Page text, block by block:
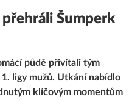
Šumperk
půdě přivítali tým
ligy mužů. Utkání nabídlo
klíčovým momentům